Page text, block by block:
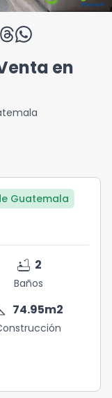
en
Guatemala
bathtub 2
Baños
74.95m2